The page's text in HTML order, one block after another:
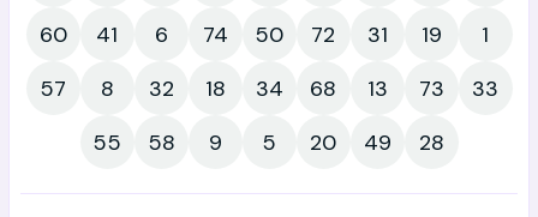
60
41 6 74 50 72 31 19
1
57
8 32 18 34 68 13 73
33
55
58 9 5 20 49 28